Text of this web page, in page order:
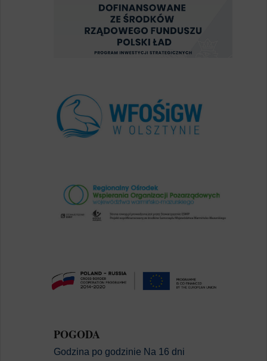
POGODA
Godzina po godzinie Na 16 dni